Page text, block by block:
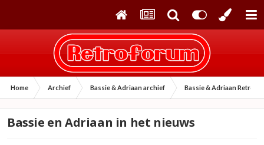
Home Archief Bassie & Adriaan archief Bassie & Adriaan
Bassie en Adriaan in het nieuws